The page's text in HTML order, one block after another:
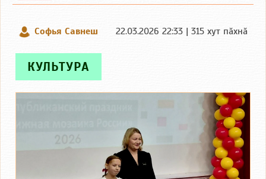
Софья Савнеш 22.03.2026 22:33 | 315 хут пӑхнӑ
КУЛЬТУРА